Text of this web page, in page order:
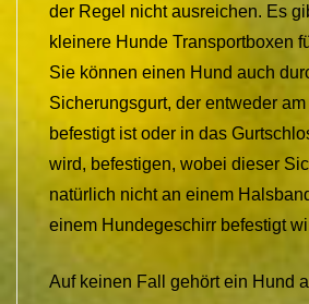
der Regel nicht ausreichen. Es
kleinere Hunde Transportboxen
Sie können einen Hund auch
Sicherungsgurt, der entweder
befestigt ist oder in das
wird, befestigen, wobei dieser
natürlich nicht an einem
einem Hundegeschirr befestigt
Auf keinen Fall gehört ein Hund